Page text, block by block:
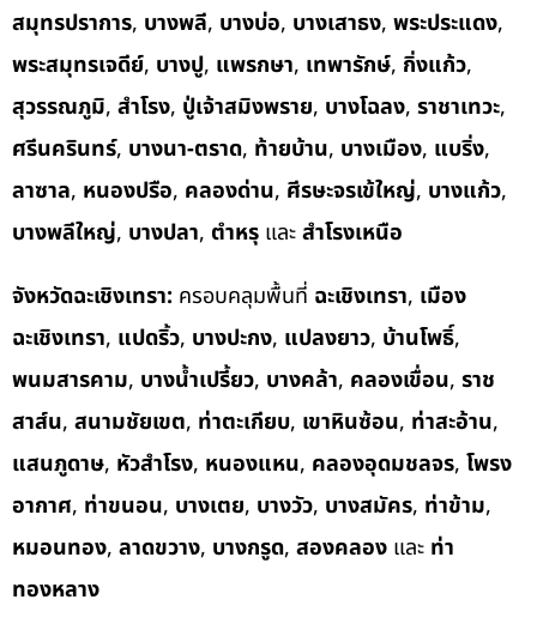
สมุทรปราการ, บางพลี, บางบ่อ, บางเสาธง, พระประแดง,
พระสมุทรเจดีย์, บางปู, แพรกษา, เทพารักษ์, กิ่งแก้ว,
สุวรรณภูมิ, สำโรง, ปู่เจ้าสมิงพราย, บางโฉลง, ราชาเทวะ,
ศรีนครินทร์, บางนา-ตราด, ท้ายบ้าน, บางเมือง, แบริ่ง,
ลาซาล, หนองปรือ, คลองด่าน, ศีรษะจรเข้ใหญ่, บางแก้ว,
บางพลีใหญ่, บางปลา, ตำหรุ และสำโรงเหนือ
จังหวัดฉะเชิงเทรา: ครอบคลุมพื้นที่ ฉะเชิงเทรา, เมือง
ฉะเชิงเทรา, แปดริ้ว, บางปะกง, แปลงยาว, บ้านโพธิ์,
พนมสารคาม, บางน้ำเปรี้ยว, บางคล้า, คลองเขื่อน, ราช
สาส์น, สนามชัยเขต, ท่าตะเกียบ, เขาหินซ้อน, ท่าสะอ้าน,
แสนภูดาษ, หัวสำโรง, หนองแหน, คลองอุดมชลจร, โพรง
อากาศ, ท่าขนอน, บางเตย, บางวัว, บางสมัคร, ท่าข้าม,
หมอนทอง, ลาดขวาง, บางกรูด, สองคลอง และ ท่า
ทองหลาง